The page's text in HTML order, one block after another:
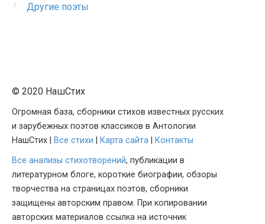
Другие поэты
© 2020 НашСтих
Огромная база, сборники стихов известных русских
и зарубежных поэтов классиков в Антологии
НашСтих |
Все стихи Карта сайта
Контакты
Все анализы стихотворений, публикации в
литературном блоге, короткие биографии, обзоры
творчества на страницах поэтов, сборники
защищены авторским правом. При копировании
авторских материалов ссылка на источник